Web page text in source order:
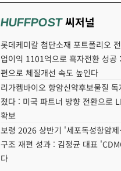
HUFFPOST씨저널
롯데케미칼 첨단소재 포트폴리오
업이익 1101억으로 흑자전환 성공
편으로 체질개선 속도 높인다
리가켐바이오 항암신약후보물질
졌다 : 미국 파트너 방향 전환으로
확보
보령 2026 상반기 '세포독성항암제
구조 재편 성과 : 김정균 대표
다